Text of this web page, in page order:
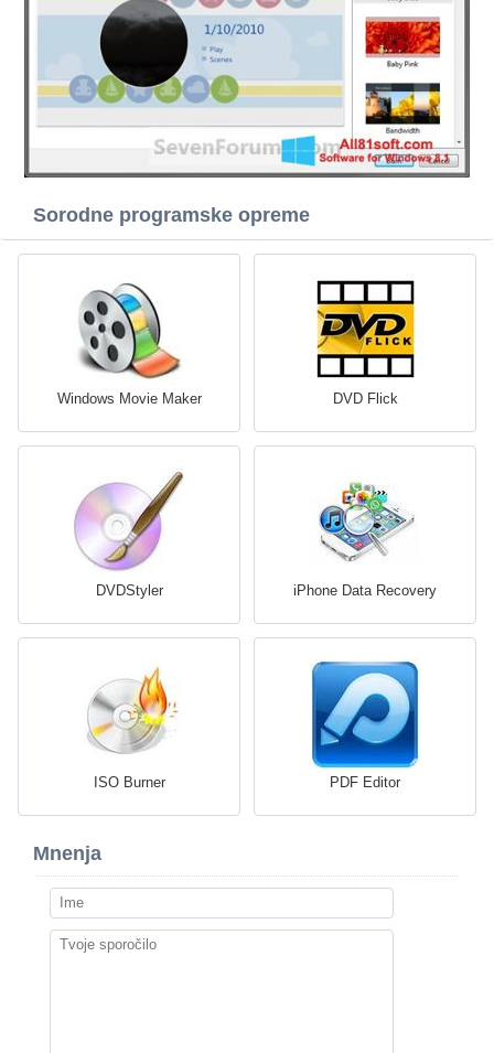
Sorodne programske opreme
Windows Movie Maker DVD Flick
DVDStyler iPhone Data Recovery
ISO Burner PDF Editor
Mnenja